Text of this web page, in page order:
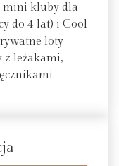
mini kluby dla
do 4 lat) i Cool
loty
z leżakami,